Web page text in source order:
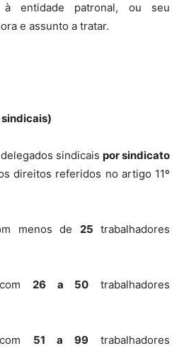
à entidade patronal, ou seu
e assunto a tratar.
sindicais por sindicato
direitos referidos no artigo 11º
menos de 25 trabalhadores
26 a 50 trabalhadores
51 a 99trabalhadores